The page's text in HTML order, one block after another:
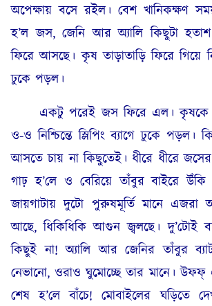
অপেক্ষায় বসে রইল। বেশ খানিকক্ষণ
হ’ল জস, জেনি আর অ্যালি কিছুটা
ফিরে আসছে। কৃষ তাড়াতাড়ি ফিরে গিয়ে
ঢুকে পড়ল।
একটু পরেই জস ফিরে এল। কৃষকে
ও-ও নিশ্চিন্তে স্লিপিং ব্যাগে ঢুকে
আসতে চায় না কিছুতেই। ধীরে ধীরে জসের
গাঢ় হ’লে ও বেরিয়ে তাঁবুর বাইরে
জায়গাটায় দুটো পুরুষমূর্তি মানে এজরা
আছে, ধিকিধিকি আগুন জ্বলছে। দু’টোই
কিছুই না! অ্যালি আর জেনির তাঁবুর
নেভানো, ওরাও ঘুমোচ্ছে তার মানে। উফফ্
শেষ হ’লে বাঁচে! মোবাইলের ঘড়িতে